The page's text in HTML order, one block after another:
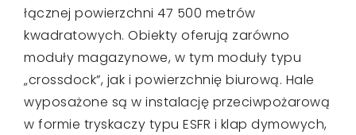
łącznej powierzchni 47 500 metrów
kwadratowych. Obiekty oferują zarówno
moduły magazynowe, w tym moduły typu
„crossdock”, jak i powierzchnię biurową. Hale
wyposażone są w instalację przeciwpożarową
w formie tryskaczy typu ESFR i klap dymowych,